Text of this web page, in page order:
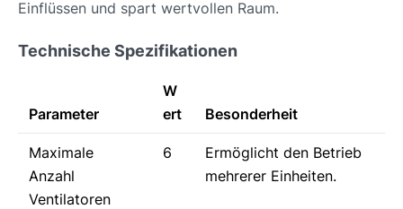
Einflüssen und spart wertvollen Raum.
Technische Spezifikationen
Parameter
W
ert
Besonderheit
Maximale
Anzahl
Ventilatoren
6
Ermöglicht den Betrieb
mehrerer Einheiten.